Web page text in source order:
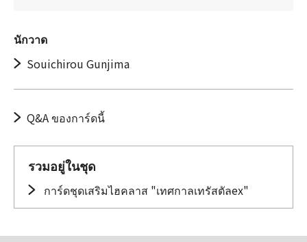
นักวาด
Souichirou Gunjima
Q&A ของการ์ดนี้
รวมอยู่ในชุด
การ์ดชุดเสริมไฮคลาส "เทศกาลเทรัสตัลex"